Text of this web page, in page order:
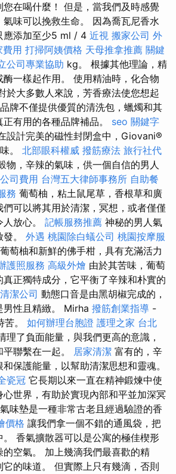
在喝什麼！ 但是，當我們及時感覺
味可以挽救生命。 因為喬瓦尼香水
應添加至少5 ml / 4 近視 搬家公司 外
費用 打掃阿姨價格 天母推拿推薦 關鍵
公司專業協助 kg。 根據其他理論，精
一樣起作用。 使用精油時，化合物
於大多數人來說，芳香療法使您想起
牌不僅提供優質的清洗包，蠟燭和其
有用的各種品牌補品。 seo 關鍵字
設計完美的磁性封閉盒中，Giovani®
。 北部眼科權威 撥筋療法 旅行社代
物，辛辣的氣味，供一個自信的男人
司費用 台灣五大律師事務所 自助餐
務 葡萄柚，粘土鼠尾草，香根草和廣
可以將其用於清潔，冥想，或者僅僅
放心。 記帳服務推薦 神秘的男人氣
。 外遇 桃園除白蟻公司 桃園按摩服
萄柚和新鮮的佛手柑，具有充滿活力
護照服務 高級外燴 由於其苦味，葡萄
正獨特成分，它平衡了辛辣和朴實的
潔公司 動態口音是由黑胡椒完成的，
男性且精緻。 Mirha 撥筋創業指導 -
。 如何辦理台胞證 護理之家 台北
理了負面能量，與我們更高的意識，
聯繫在一起。 居家清潔 富有的，辛
保護能量，以幫助清潔思想和靈魂。
瓷冠 它長期以來一直在精神鍛煉中使
心世界，有助於實現內部和平並加深冥
氣味墊是一種非常古老且經過驗證的香
價格 讓我們拿一個不錯的通風袋，把
。 香氣擴散器可以是公寓的極佳楔形
空氣。 加上幾滴我們最喜歡的精
的味道。 但實際上只有幾滴，否則